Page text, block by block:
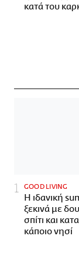
κατά του
GOOD LIVING
Η ιδανική
ξεκινά με
σπίτι και
κάποιο νησί